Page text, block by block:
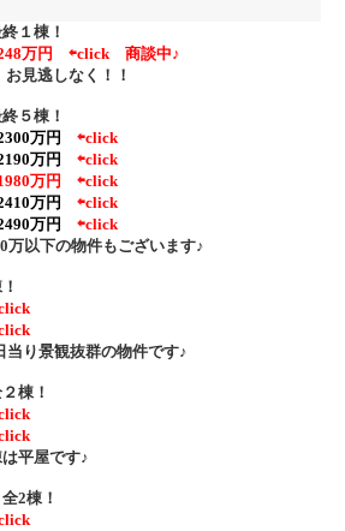
１棟！
万円 ⇦click
商談中♪
見逃しなく！！
５棟！
万円
⇦click
万円
⇦click
万円 ⇦click
万円
⇦click
万円
⇦click
以下の物件もございます♪
り景観抜群の物件です♪
棟！
平屋です♪
2棟！